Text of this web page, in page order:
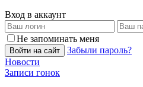
Вход в аккаунт
Не запоминать меня
Войти на сайт
Забыли пароль?
Новости
Записи гонок